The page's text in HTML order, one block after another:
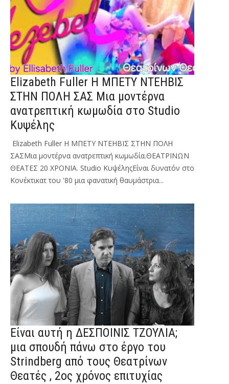
Elizabeth Fuller Η ΜΠΕΤΥ ΝΤΕΗΒΙΣ
ΣΤΗΝ ΠΟΛΗ ΣΑΣ Μια μοντέρνα
ανατρεπτική κωμωδία στο Studio
Κυψέλης
Elizabeth Fuller Η ΜΠΕΤΥ ΝΤΕΗΒΙΣ ΣΤΗΝ ΠΟΛΗ
ΣΑΣΜια μοντέρνα ανατρεπτική κωμωδία.ΘΕΑΤΡΙΝΩΝ
ΘΕΑΤΕΣ 20 ΧΡΟΝΙΑ. Studio ΚυψέληςΕίναι δυνατόν στο
Κονέκτικατ του '80 μια φανατική θαυμάστρια...
Είναι αυτή η ΔΕΣΠΟΙΝΙΣ ΤΖΟΥΛΙΑ;
μια σπουδή πάνω στο έργο του
Strindberg από τους Θεατρίνων
Θεατές , 2ος χρόνος επιτυχίας